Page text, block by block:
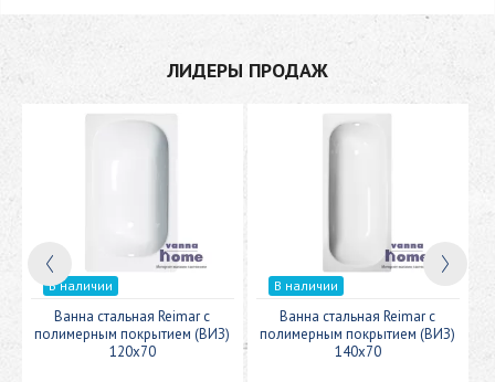
ЛИДЕРЫ ПРОДАЖ
В наличии
Ванна стальная Reimar с
полимерным покрытием (ВИЗ)
120x70
В наличии
Ванна стальная Reimar с
полимерным покрытием (ВИЗ)
140x70